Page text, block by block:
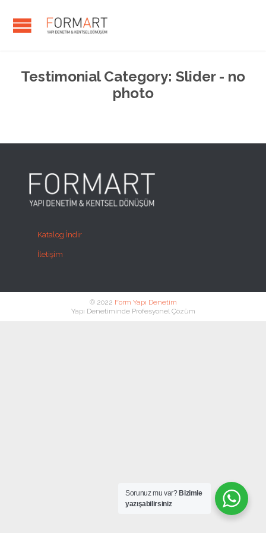
Testimonial Category: Slider - no
photo
Katalog İndir
İletişim
© 2022 Form Yapı Denetim
Yapı Denetiminde Profesyonel Çözüm
Sorunuz mu var? Bizimle
yazışabilirsiniz